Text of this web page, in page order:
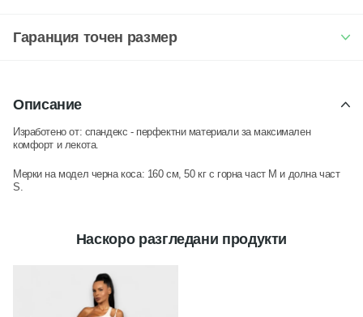
Гаранция точен размер
Описание
Изработено от: спандекс - перфектни материали за максимален
комфорт и лекота.
Мерки на модел черна коса: 160 см, 50 кг с горна част M и долна част
S.
Наскоро разгледани продукти